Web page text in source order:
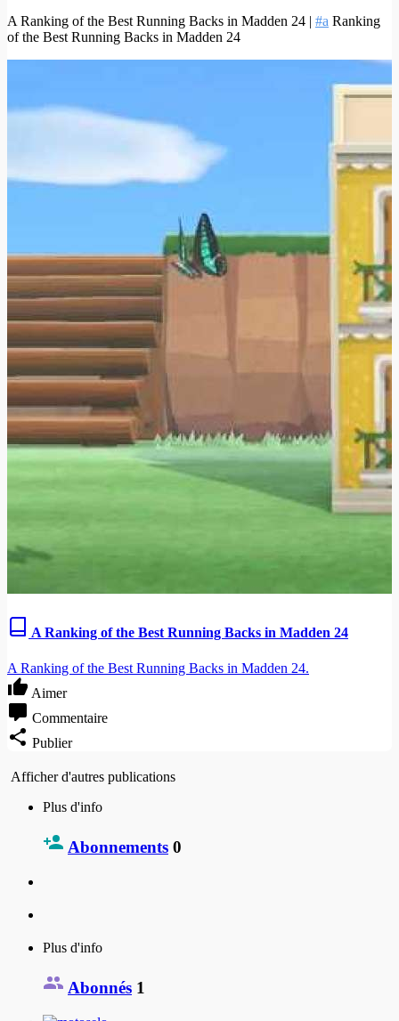
A Ranking of the Best Running Backs in Madden 24 | #a Ranking
of the Best Running Backs in Madden 24
A Ranking of the Best Running Backs in Madden 24
A Ranking of the Best Running Backs in Madden 24.
Aimer
Commentaire
Publier
Afficher d'autres publications
Plus d'info
Abonnements 0
Plus d'info
Abonnés 1